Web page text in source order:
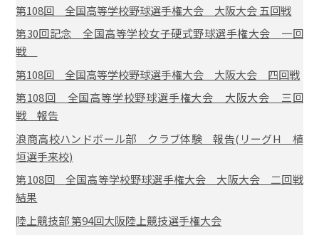
第108回 全国高等学校野球選手権大会 大阪大会 五回戦
第30回記念 全国高等学校女子硬式野球選手権大会 一回
戦
第108回 全国高等学校野球選手権大会 大阪大会 四回戦
第108回 全国高等学校野球選手権大会 大阪大会 三回
戦 報告
浪商高校ハンドボール部 クラブ体験 報告(リーグH 植
垣選手来校)
第108回 全国高等学校野球選手権大会 大阪大会 二回戦
結果
陸上競技部 第94回大阪陸上競技選手権大会